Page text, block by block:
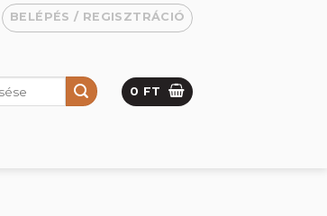
BELÉPÉS / REGISZTRÁCIÓ
0 FT